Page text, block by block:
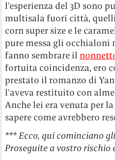
l’esperienza del 3D sono
multisala fuori città,
corn super size e le
pure messa gli occhialoni
fanno sembrare il
fortuita coincidenza, ero
prestato il romanzo di
l’aveva restituito con
Anche lei era venuta per
sapere come avrebbero
*** Ecco, qui cominciano
Proseguite a vostro rischio